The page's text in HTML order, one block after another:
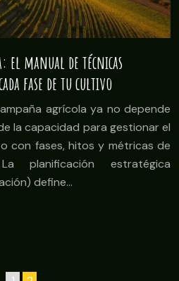
el manual de técnicas
fase de tu cultivo
agrícola ya no depende
la capacidad para gestionar el
con fases, hitos y métricas de
planificación estratégica
define…